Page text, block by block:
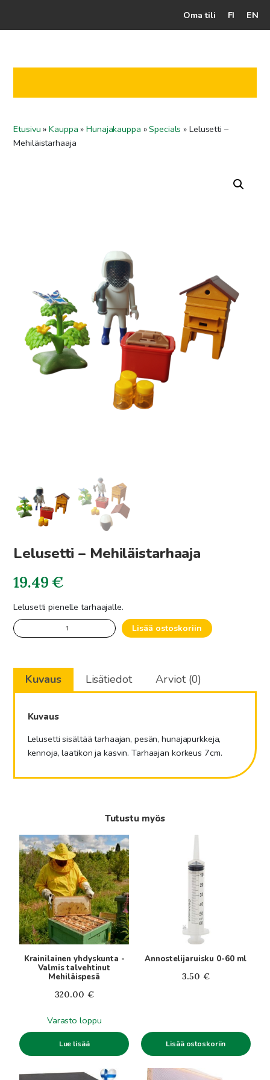
Oma tili FI EN
Jälleenmyyjät
Etusivu »Kauppa »Hunajakauppa »Specials »Lelusetti –
Mehiläistarhaaja
Lelusetti – Mehiläistarhaaja
19.49€
Lelusetti pienelle tarhaajalle.
Lelusetti
-
määrä
Lisää ostoskoriin
Kuvaus Lisätiedot Arviot (0)
Kuvaus
Lelusetti sisältää tarhaajan, pesän, hunajapurkkeja,
kennoja, laatikon ja kasvin. Tarhaajan korkeus 7cm.
Tutustu myös
Krainilainen yhdyskunta -
Valmis talvehtinut
Mehiläispesä
320.00 €
Varasto loppu
Lue lisää
Annostelijaruisku 0-60 ml
3.50 €
Lisää ostoskoriin